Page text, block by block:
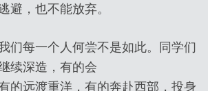
避，也不能放弃。
们每一个人何尝不是如此。同学们
续深造，有的会
的远渡重洋，有的奔赴西部，投身